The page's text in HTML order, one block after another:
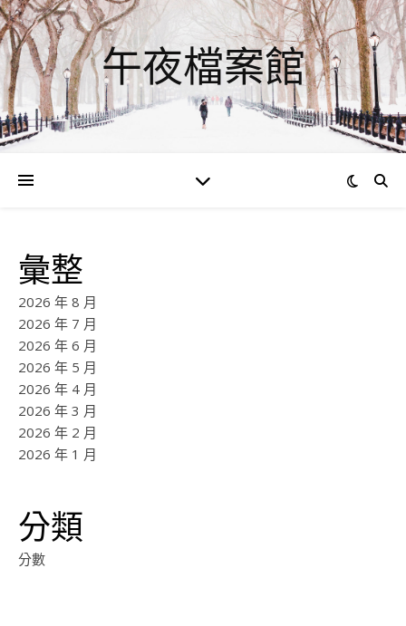
午夜檔案館
彙整
2026 年 8 月
2026 年 7 月
2026 年 6 月
2026 年 5 月
2026 年 4 月
2026 年 3 月
2026 年 2 月
2026 年 1 月
分類
分數